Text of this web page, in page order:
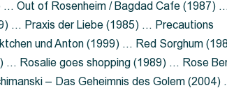
… Out of Rosenheim / Bagdad Cafe (1987) …
… Praxis der Liebe (1985) … Precautions
und Anton (1999) … Red Sorghum
Rosalie goes shopping (1989) … Rose
– Das Geheimnis des Golem (2004)